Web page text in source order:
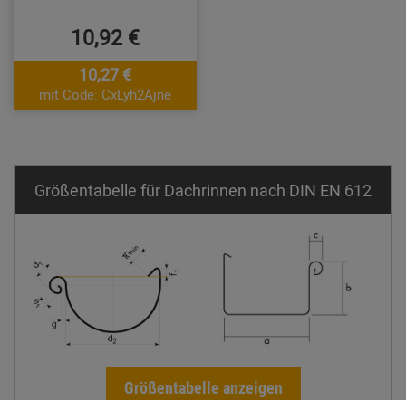
10,92 €
10,27 €
mit Code: CxLyh2Ajne
Größentabelle für Dachrinnen nach DIN EN 612
Größentabelle anzeigen